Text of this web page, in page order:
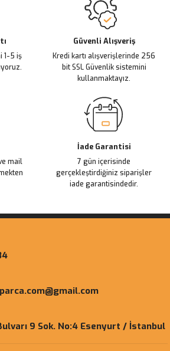
bilgiler bulunuyor.
bulunuyor.
daha pahalı.
olmalı.
1-5 iş
Güvenli Alışveriş
Kredi kartı alışverişlerinde 256
bit SSL Güvenlik sistemini
kullanmaktayız.
mail
İade Garantisi
7 gün içerisinde
gerçekleştirdiğiniz siparişler
iade garantisindedir.
9 Sok. No:4 Esenyurt / İstanbul